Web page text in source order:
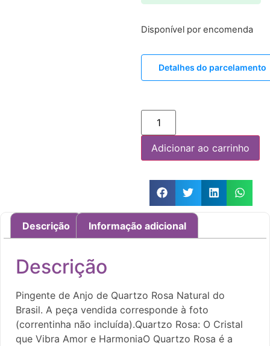
Disponível por encomenda
Detalhes do parcelamento
Adicionar ao carrinho
Descrição Informação adicional
Descrição
Pingente de Anjo de Quartzo Rosa Natural do
Brasil. A peça vendida corresponde à foto
(correntinha não incluída).Quartzo Rosa: O Cristal
que Vibra Amor e HarmoniaO Quartzo Rosa é a